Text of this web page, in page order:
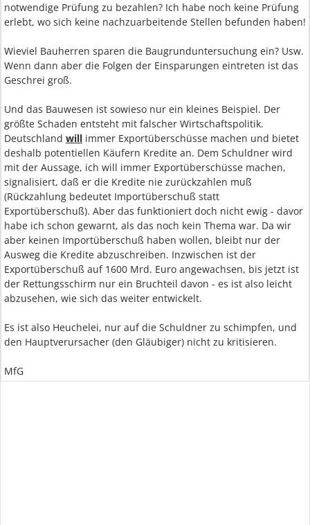
notwendige Prüfung zu bezahlen? Ich habe noch keine Prüfung
erlebt, wo sich keine nachzuarbeitende Stellen befunden haben!
Wieviel Bauherren sparen die Baugrunduntersuchung ein? Usw.
Wenn dann aber die Folgen der Einsparungen eintreten ist das
Geschrei groß.
Und das Bauwesen ist sowieso nur ein kleines Beispiel. Der
größte Schaden entsteht mit falscher Wirtschaftspolitik.
Deutschland will immer Exportüberschüsse machen und bietet
deshalb potentiellen Käufern Kredite an. Dem Schuldner wird
mit der Aussage, ich will immer Exportüberschüsse machen,
signalisiert, daß er die Kredite nie zurückzahlen muß
(Rückzahlung bedeutet Importüberschuß statt
Exportüberschuß). Aber das funktioniert doch nicht ewig - davor
habe ich schon gewarnt, als das noch kein Thema war. Da wir
aber keinen Importüberschuß haben wollen, bleibt nur der
Ausweg die Kredite abzuschreiben. Inzwischen ist der
Exportüberschuß auf 1600 Mrd. Euro angewachsen, bis jetzt ist
der Rettungsschirm nur ein Bruchteil davon - es ist also leicht
abzusehen, wie sich das weiter entwickelt.
Es ist also Heuchelei, nur auf die Schuldner zu schimpfen, und
den Hauptverursacher (den Gläubiger) nicht zu kritisieren.
MfG